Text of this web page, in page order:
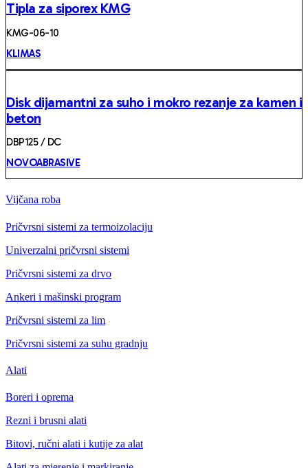
Tipla za siporex KMG
KMG-06-10
KLIMAS
Disk dijamantni za suho i mokro rezanje za kamen i
beton
DBP125 / DC
NOVOABRASIVE
Vijčana roba
Pričvrsni sistemi za termoizolaciju
Univerzalni pričvrsni sistemi
Pričvrsni sistemi za drvo
Ankeri i mašinski program
Pričvrsni sistemi za lim
Pričvrsni sistemi za suhu gradnju
Alati
Boreri i oprema
Rezni i brusni alati
Bitovi, ručni alati i kutije za alat